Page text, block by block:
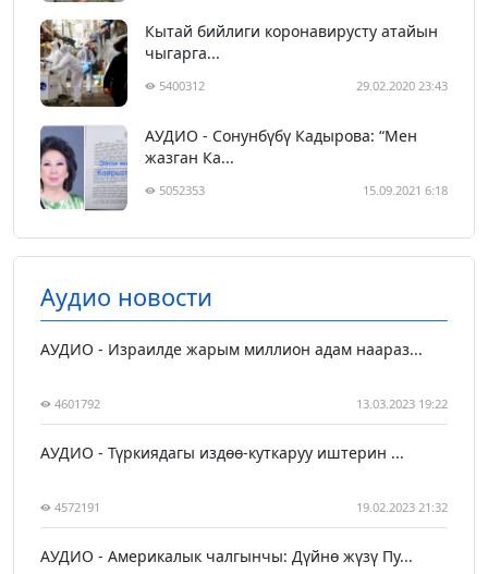
Кытай бийлиги коронавирусту атайын
чыгарга...
5400312 29.02.2020 23:43
АУДИО - Сонунбүбү Кадырова: “Мен
жазган Ка...
5052353 15.09.2021 6:18
Аудио новости
АУДИО - Израилде жарым миллион адам наараз...
4601792 13.03.2023 19:22
АУДИО - Түркиядагы издөө-куткаруу иштерин ...
4572191 19.02.2023 21:32
АУДИО - Америкалык чалгынчы: Дүйнө жүзү Пу...